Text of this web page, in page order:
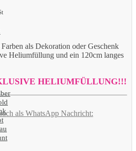
als Dekoration oder Geschenk
Heliumfüllung und ein 120cm langes
HELIUMFÜLLUNG!!!
als WhatsApp Nachricht: